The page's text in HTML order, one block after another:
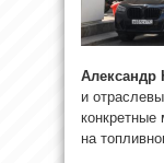
Александр
и
конкретные
на